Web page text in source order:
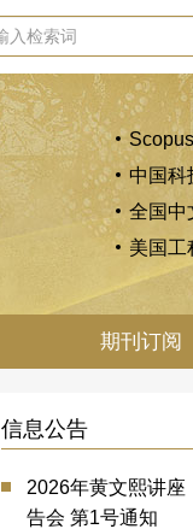
中国科
全国中
美国工
期刊订阅
信息公告
2026年黄文熙讲座
告会 第1号通知